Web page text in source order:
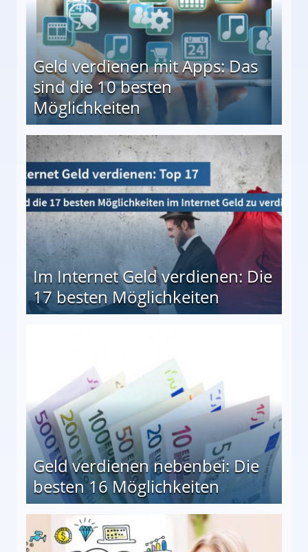
Geld verdienen mit Apps: Das
sind die 10 besten
Möglichkeiten
besten Möglichkeiten
Im Internet Geld verdienen: Die
17 besten Möglichkeiten
Geld verdienen nebenbei: Die
besten 16 Möglichkeiten